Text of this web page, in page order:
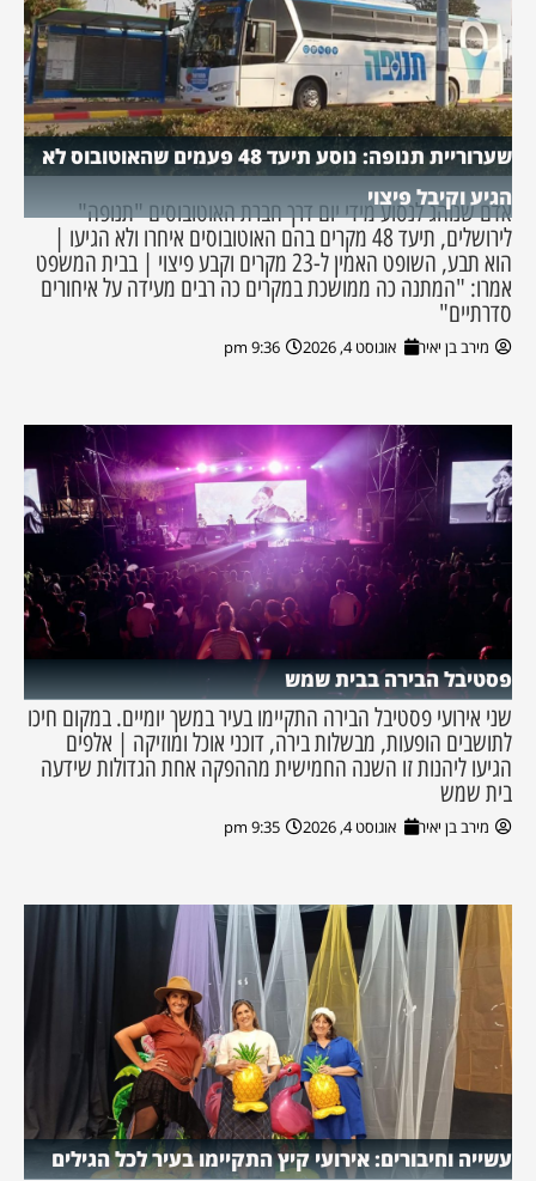
שערוריית תנופה: נוסע תיעד 48 פעמים שהאוטובוס לא
הגיע וקיבל פיצוי
אדם שנוהג לנסוע מידי יום דרך חברת האוטובוסים "תנופה"
לירושלים, תיעד 48 מקרים בהם האוטובוסים איחרו ולא הגיעו |
הוא תבע, השופט האמין ל-23 מקרים וקבע פיצוי | בבית המשפט
אמרו: "המתנה כה ממושכת במקרים כה רבים מעידה על איחורים
סדרתיים"
מירב בן יאיר אוגוסט 4, 2026 9:36 pm
פסטיבל הבירה בבית שמש
שני אירועי פסטיבל הבירה התקיימו בעיר במשך יומיים. במקום חיכו
לתושבים הופעות, מבשלות בירה, דוכני אוכל ומוזיקה | אלפים
הגיעו ליהנות זו השנה החמישית מההפקה אחת הגדולות שידעה
בית שמש
מירב בן יאיר אוגוסט 4, 2026 9:35 pm
עשייה וחיבורים: אירועי קיץ התקיימו בעיר לכל הגילים